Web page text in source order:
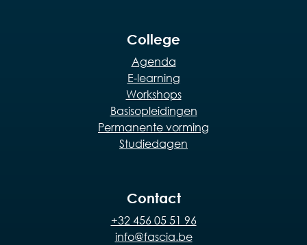
College
Agenda
E-learning
Workshops
Basisopleidingen
Permanente vorming
Studiedagen
Contact
+32 456 05 51 96
info@fascia.be